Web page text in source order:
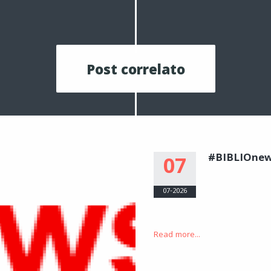
Post correlato
07
07-2026
Read more...